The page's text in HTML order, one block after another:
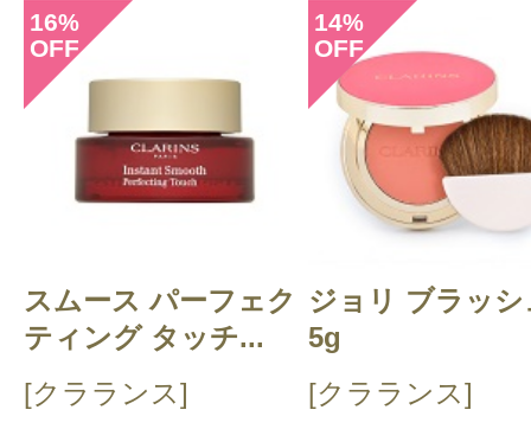
投稿日：2025年03月
みい 様 ／50代後半
感じた効能：うるおい/毛穴/顔のテ
購入品：フィックス メイクアップ
メイクの仕上げに使うミストです。
のを使っていましたが切らしてし
っと早く使えば良かった。薔薇の香
16%
OFF
スムース パーフェク
ティング タッチ...
[クラランス]
14%
OFF
ジョリ ブラッシ
5g
[クラランス]